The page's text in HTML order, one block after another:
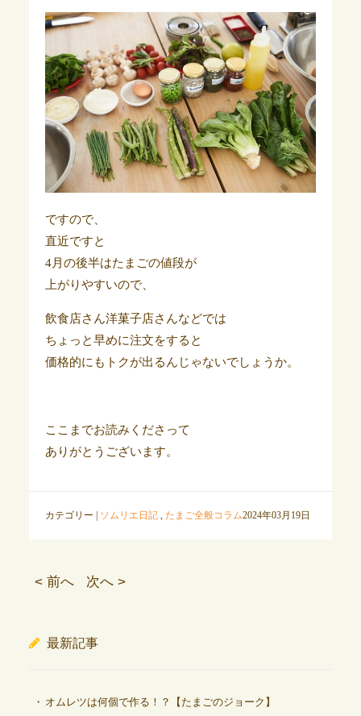
ですので、
直近ですと
4月の後半はたまごの値段が
上がりやすいので、
飲食店さん洋菓子店さんなどでは
ちょっと早めに注文をすると
価格的にもトクが出るんじゃないでしょうか。
ここまでお読みくださって
ありがとうございます。
カテゴリー | ソムリエ日記, たまご全般コラム2024年03月19日
< 前へ 次へ >
最新記事
オムレツは何個で作る！？【たまごのジョーク】